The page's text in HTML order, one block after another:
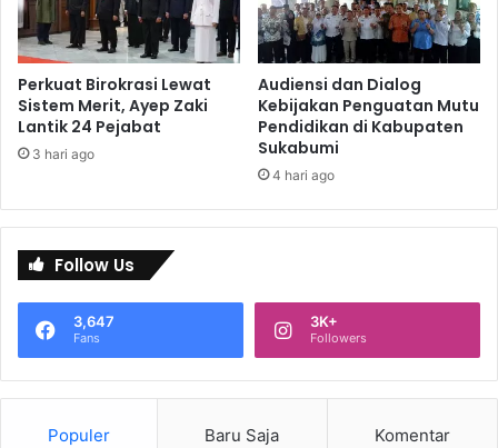
Perkuat Birokrasi Lewat
Sistem Merit, Ayep Zaki
Lantik 24 Pejabat
3 hari ago
Audiensi dan Dialog
Kebijakan Penguatan Mutu
Pendidikan di Kabupaten
Sukabumi
4 hari ago
Follow Us
3,647
Fans
3K+
Followers
Populer Baru Saja Komentar